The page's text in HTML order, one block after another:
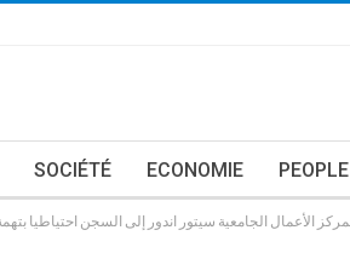
SOCIÉTÉ ECONOMIE PEOPLE